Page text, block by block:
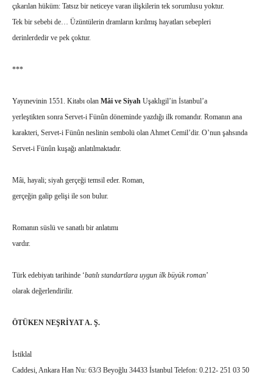
çıkarılan hüküm: Tatsız bir neticeye varan ilişkilerin tek sorumlusu yoktur.
Tek bir sebebi de… Üzüntülerin dramların kırılmış hayatları sebepleri
derinlerdedir ve pek çoktur.
***
Yayınevinin 1551. Kitabı olan Mâi ve Siyah Uşaklıgil’in İstanbul’a
yerleştikten sonra Servet-i Fünûn döneminde yazdığı ilk romandır. Romanın ana
karakteri, Servet-i Fünûn neslinin sembolü olan Ahmet Cemil’dir. O’nun şahsında
Servet-i Fünûn kuşağı anlatılmaktadır.
Mâi, hayali; siyah gerçeği temsil eder. Roman,
gerçeğin galip gelişi ile son bulur.
Romanın süslü ve sanatlı bir anlatımı
vardır.
Türk edebiyatı tarihinde ‘batılı standartlara uygun ilk büyük roman’
olarak değerlendirilir.
ÖTÜKEN NEŞRİYAT A. Ş.
İstiklal
Caddesi, Ankara Han Nu: 63/3 Beyoğlu 34433 İstanbul Telefon: 0.212- 251 03 50